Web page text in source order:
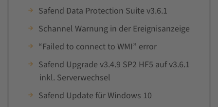
Safend Data Protection Suite v3.6.1
Schannel Warnung in der Ereignisanzeige
“Failed to connect to WMI” error
Safend Upgrade v3.4.9 SP2 HF5 auf v3.6.1
inkl. Serverwechsel
Safend Update für Windows 10